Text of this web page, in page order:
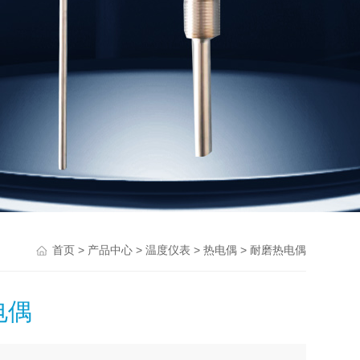
首页> 产品中心> 温度仪表 > 热电偶> 耐磨热电偶
偶